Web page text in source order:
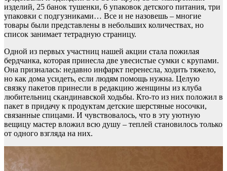
изделий, 25 банок тушенки, 6 упаковок детского питания, три
упаковки с подгузниками… Все и не назовешь – многие
товары были представлены в небольших количествах, но
список занимает тетрадную страницу.
Одной из первых участниц нашей акции стала пожилая
бердчанка, которая принесла две увесистые сумки с крупами.
Она призналась: недавно инфаркт перенесла, ходить тяжело,
но как дома усидеть, если людям помощь нужна. Целую
связку пакетов принесли в редакцию женщины из клуба
любительниц скандинавской ходьбы. Кто-то из них положил в
пакет в придачу к продуктам детские шерстяные носочки,
связанные спицами. И чувствовалось, что в эту уютную
вещицу мастер вложил всю душу – теплей становилось только
от одного взгляда на них.